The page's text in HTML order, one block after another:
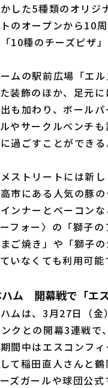
した5種類のオリ
のオープンから10
10種のチーズピザ
ムの駅前広場「エ
装飾のほか、足元
も加わり、ボール
やサークルベンチ
過ごすことができる
ストリートには新
市にある人気の豚
ンナーとベーコン
ーフォー〉の「獅子
ご焼き」や「獅子
いなくても利用可
ム 開幕戦で「エ
ムは、3月27日（金
クとの開幕3連戦
間中はエスコンフ
て稲田直人さんと
ズガールや球団公